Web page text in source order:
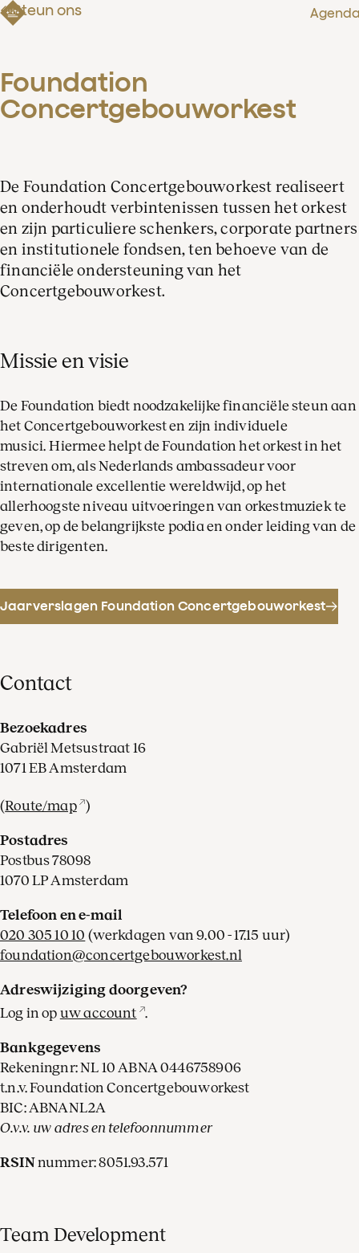
Steun ons
Foundation
Concertgebouworkest
De Foundation Concertgebouworkest realiseert
en onderhoudt verbintenissen tussen het orkest
en zijn particuliere schenkers, corporate partners
en institutionele fondsen, ten behoeve van de
financiële ondersteuning van het
Concertgebouworkest.
Missie en visie
De Foundation biedt noodzakelijke financiële steun aan
het Concertgebouworkest en zijn individuele
musici. Hiermee helpt de Foundation het orkest in het
streven om, als Nederlands ambassadeur voor
internationale excellentie wereldwijd, op het
allerhoogste niveau uitvoeringen van orkestmuziek te
geven, op de belangrijkste podia en onder leiding van de
beste dirigenten.
Jaarverslagen Foundation Concertgebouworkest
Contact
Bezoekadres
Gabriël Metsustraat 16
1071 EB Amsterdam
(Route/map )
Postadres
Postbus 78098
1070 LP Amsterdam
Telefoon en e-mail
020 305 10 10 (werkdagen van 9.00 - 17.15 uur)
foundation@concertgebouworkest.nl
Adreswijziging doorgeven?
Log in op uw account .
Bankgegevens
Rekeningnr: NL 10 ABNA 0446758906
t.n.v. Foundation Concertgebouworkest
BIC: ABNANL2A
O.v.v. uw adres en telefoonnummer
RSINnummer: 8051.93.571
Team Development